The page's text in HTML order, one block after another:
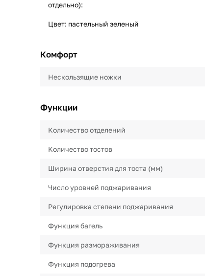
отдельно):
Цвет: пастельный зеленый
Комфорт
Нескользящие ножки
Функции
Количество отделений
Количество тостов
Ширина отверстия для тоста (мм)
Число уровней поджаривания
Регулировка степени поджаривания
Функция багель
Функция размораживания
Функция подогрева